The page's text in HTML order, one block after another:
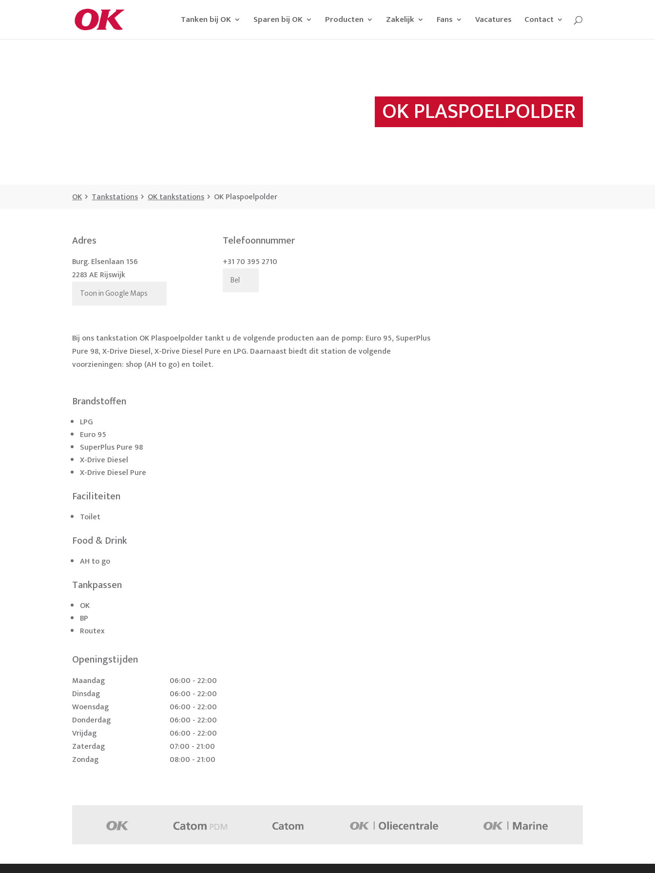
Tanken bij OK Sparen bij OK Producten Zakelijk Fans Vacatures Contact
OK PLASPOELPOLDER
OK Tankstations OK tankstations OK Plaspoelpolder
Adres
Burg. Elsenlaan 156
2283 AE Rijswijk
Toon in Google Maps
Telefoonnummer
+31 70 395 2710
Bel
Bij ons tankstation OK Plaspoelpolder tankt u de volgende producten aan de pomp: Euro 95, SuperPlus
Pure 98, X-Drive Diesel, X-Drive Diesel Pure en LPG. Daarnaast biedt dit station de volgende
voorzieningen: shop (AH to go) en toilet.
Brandstoffen
LPG
Euro 95
SuperPlus Pure 98
X-Drive Diesel
X-Drive Diesel Pure
Faciliteiten
Toilet
Food & Drink
AH to go
Tankpassen
OK
BP
Routex
Openingstijden
Maandag
06:00 - 22:00
Dinsdag
06:00 - 22:00
Woensdag
06:00 - 22:00
Donderdag
06:00 - 22:00
Vrijdag
06:00 - 22:00
Zaterdag
07:00 - 21:00
Zondag
08:00 - 21:00